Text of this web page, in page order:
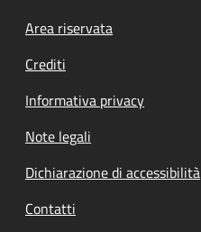
Footer menu
Area riservata
Crediti
Informativa privacy
Note legali
Dichiarazione di accessibilità
Contatti